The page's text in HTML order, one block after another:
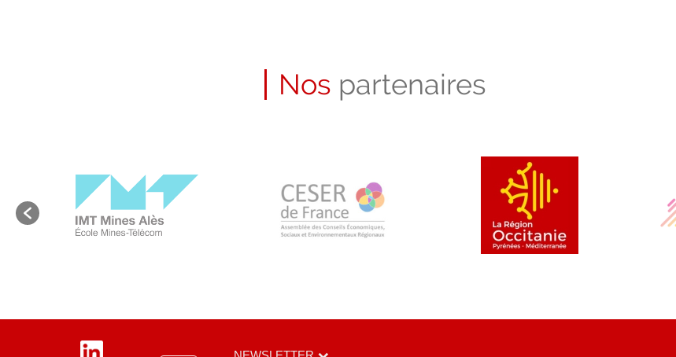
Nos partenaires
LinkedIn